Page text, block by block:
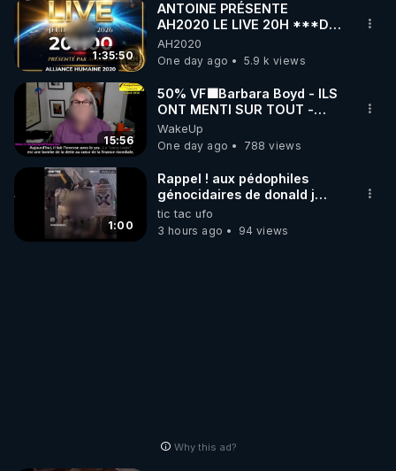
1:35:50
ANTOINE PRÉSENTE
AH2020 LE LIVE 20H ***DU
06/08/2026***
AH2020
One day ago
5.9 k views
15:56
50% VF🟩Barbara Boyd - ILS
ONT MENTI SUR TOUT -
Jocelyne Traduction
WakeUp
One day ago
788 views
1:00
Rappel ! aux pédophiles
génocidaires de donald j
trump et ses supporters
trumpistes 424et 666.
tic tac ufo
3 hours ago
94 views
Why this ad?